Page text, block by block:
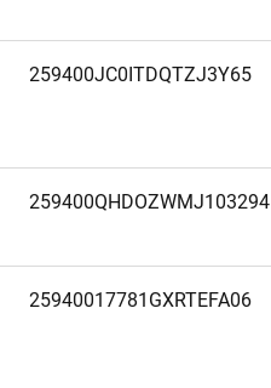
259400JC0ITDQTZJ3Y65
259400QHDOZWMJ103294
25940017781GXRTEFA06